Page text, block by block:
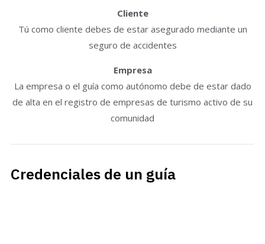
Cliente
Tú como cliente debes de estar asegurado mediante un
seguro de accidentes
Empresa
La empresa o el guía como autónomo debe de estar dado
de alta en el registro de empresas de turismo activo de su
comunidad
Credenciales de un guía